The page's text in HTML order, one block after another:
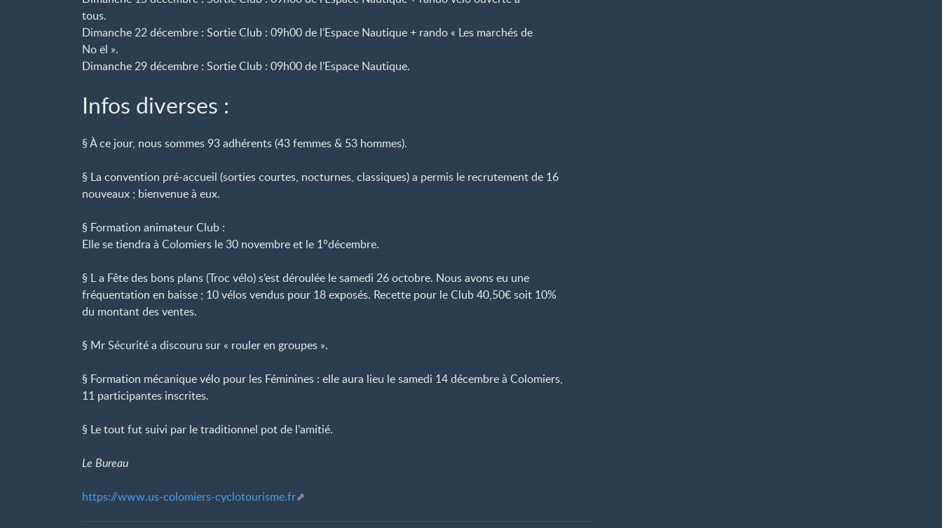
tous.
Dimanche 22 décembre : Sortie Club : 09h00 de l’Espace Nautique + rando « Les marchés de
No ël ».
Dimanche 29 décembre : Sortie Club : 09h00 de l’Espace Nautique.
Infos diverses :
§ À ce jour, nous sommes 93 adhérents (43 femmes & 53 hommes).
§ La convention pré-accueil (sorties courtes, nocturnes, classiques) a permis le recrutement de 16
nouveaux ; bienvenue à eux.
§ Formation animateur Club :
Elle se tiendra à Colomiers le 30 novembre et le 1°décembre.
§ L a Fête des bons plans (Troc vélo) s’est déroulée le samedi 26 octobre. Nous avons eu une
fréquentation en baisse ; 10 vélos vendus pour 18 exposés. Recette pour le Club 40,50€ soit 10%
du montant des ventes.
§ Mr Sécurité a discouru sur « rouler en groupes ».
§ Formation mécanique vélo pour les Féminines : elle aura lieu le samedi 14 décembre à Colomiers,
11 participantes inscrites.
§ Le tout fut suivi par le traditionnel pot de l’amitié.
Le Bureau
https://www.us-colomiers-cyclotourisme.fr